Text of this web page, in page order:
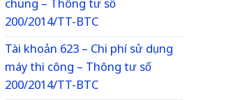
200/2014/TT-BTC
Tài khoản 623 – Chi phí sử dụng
máy thi công – Thông tư số
200/2014/TT-BTC